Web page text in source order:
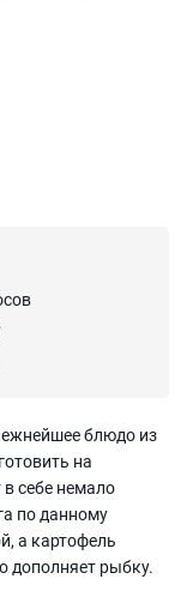
блюдо из
на
себе немало
по данному
а картофель
дополняет рыбку.